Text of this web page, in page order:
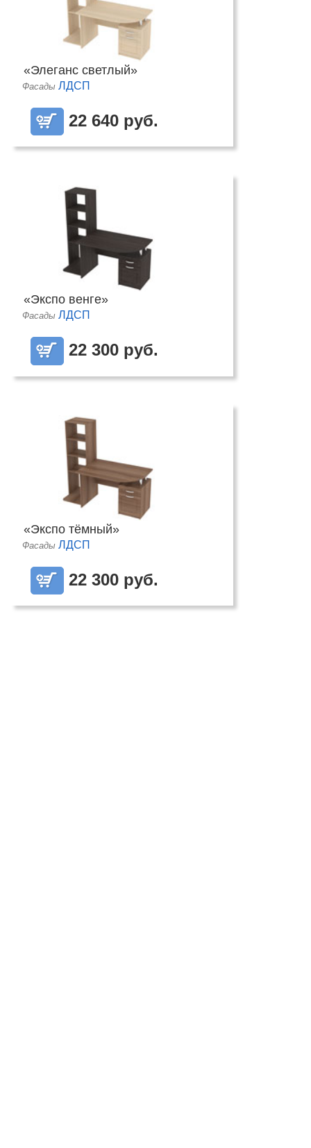
«Элеганс светлый»
Фасады ЛДСП
22 640 руб.
«Экспо венге»
Фасады ЛДСП
22 300 руб.
«Экспо тёмный»
Фасады ЛДСП
22 300 руб.